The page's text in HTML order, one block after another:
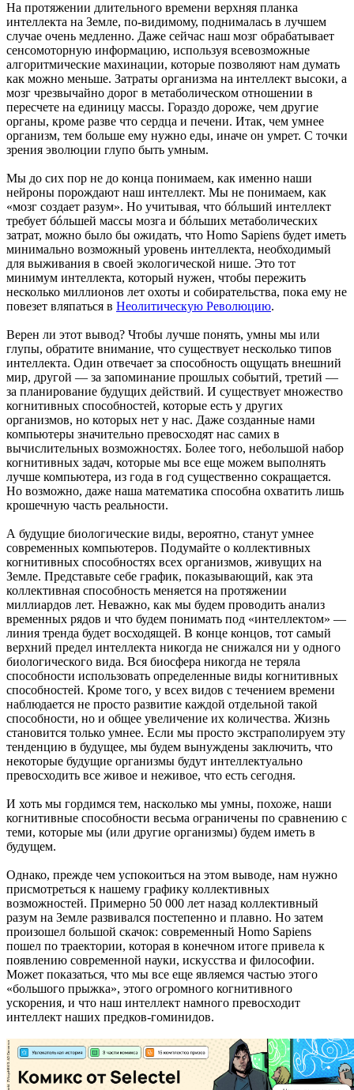
На протяжении длительного времени верхняя планка
интеллекта на Земле, по-видимому, поднималась в лучшем
случае очень медленно. Даже сейчас наш мозг обрабатывает
сенсомоторную информацию, используя всевозможные
алгоритмические махинации, которые позволяют нам думать
как можно меньше. Затраты организма на интеллект высоки, а
мозг чрезвычайно дорог в метаболическом отношении в
пересчете на единицу массы. Гораздо дороже, чем другие
органы, кроме разве что сердца и печени. Итак, чем умнее
организм, тем больше ему нужно еды, иначе он умрет. С точки
зрения эволюции глупо быть умным.
Мы до сих пор не до конца понимаем, как именно наши
нейроны порождают наш интеллект. Мы не понимаем, как
«мозг создает разум». Но учитывая, что бóльший интеллект
требует бóльшей массы мозга и бóльших метаболических
затрат, можно было бы ожидать, что Homo Sapiens будет иметь
минимально возможный уровень интеллекта, необходимый
для выживания в своей экологической нише. Это тот
минимум интеллекта, который нужен, чтобы пережить
несколько миллионов лет охоты и собирательства, пока ему не
повезет вляпаться в Неолитическую Революцию.
Верен ли этот вывод? Чтобы лучше понять, умны мы или
глупы, обратите внимание, что существует несколько типов
интеллекта. Один отвечает за способность ощущать внешний
мир, другой — за запоминание прошлых событий, третий —
за планирование будущих действий. И существует множество
когнитивных способностей, которые есть у других
организмов, но которых нет у нас. Даже созданные нами
компьютеры значительно превосходят нас самих в
вычислительных возможностях. Более того, небольшой набор
когнитивных задач, которые мы все еще можем выполнять
лучше компьютера, из года в год существенно сокращается.
Но возможно, даже наша математика способна охватить лишь
крошечную часть реальности.
А будущие биологические виды, вероятно, станут умнее
современных компьютеров. Подумайте о коллективных
когнитивных способностях всех организмов, живущих на
Земле. Представьте себе график, показывающий, как эта
коллективная способность меняется на протяжении
миллиардов лет. Неважно, как мы будем проводить анализ
временных рядов и что будем понимать под «интеллектом» —
линия тренда будет восходящей. В конце концов, тот самый
верхний предел интеллекта никогда не снижался ни у одного
биологического вида. Вся биосфера никогда не теряла
способности использовать определенные виды когнитивных
способностей. Кроме того, у всех видов с течением времени
наблюдается не просто развитие каждой отдельной такой
способности, но и общее увеличение их количества. Жизнь
становится только умнее. Если мы просто экстраполируем эту
тенденцию в будущее, мы будем вынуждены заключить, что
некоторые будущие организмы будут интеллектуально
превосходить все живое и неживое, что есть сегодня.
И хоть мы гордимся тем, насколько мы умны, похоже, наши
когнитивные способности весьма ограничены по сравнению с
теми, которые мы (или другие организмы) будем иметь в
будущем.
Однако, прежде чем успокоиться на этом выводе, нам нужно
присмотреться к нашему графику коллективных
возможностей. Примерно 50 000 лет назад коллективный
разум на Земле развивался постепенно и плавно. Но затем
произошел большой скачок: современный Homo Sapiens
пошел по траектории, которая в конечном итоге привела к
появлению современной науки, искусства и философии.
Может показаться, что мы все еще являемся частью этого
«большого прыжка», этого огромного когнитивного
ускорения, и что наш интеллект намного превосходит
интеллект наших предков-гоминидов.